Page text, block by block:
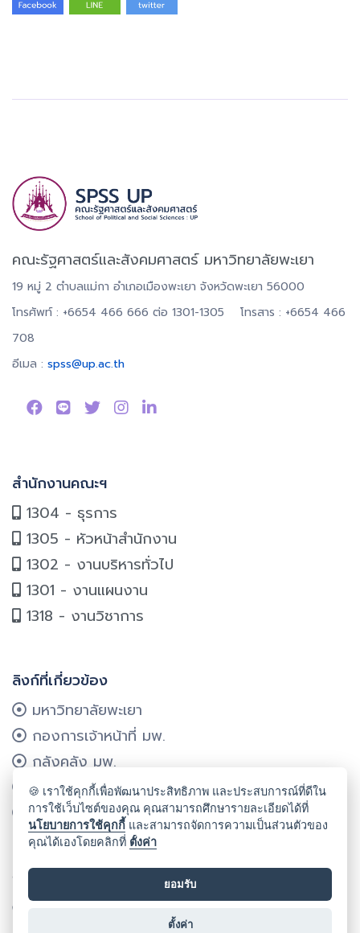
คณะรัฐศาสตร์และสังคมศาสตร์ มหาวิทยาลัยพะเยา
19 หมู่ 2 ตำบลแม่กา อำเภอเมืองพะเยา จังหวัดพะเยา 56000
โทรศัพท์ : +6654 466 666 ต่อ 1301-1305 โทรสาร : +6654 466
708
อีเมล : spss@up.ac.th
สำนักงานคณะฯ
1304 - ธุรการ
1305 - หัวหน้าสำนักงาน
1302 - งานบริหารทั่วไป
1301 - งานแผนงาน
1318 - งานวิชาการ
ลิงก์ที่เกี่ยวข้อง
มหาวิทยาลัยพะเยา
กองการเจ้าหน้าที่ มพ.
กลังคลัง มพ.
กองแผนงาน มพ.
ศูนย์บริการเทคโนโลยีฯ มพ.
ลิขสิทธิ์ © 2024 คณะรัฐศาสตร์และสังคมศาสตร์ มหาวิทยาลัยพะเยา
นโยบายการรักษาความมั่นคงปลอดภัยเว็บไซต์
🍪 เราใช้คุกกี้เพื่อพัฒนาประสิทธิภาพ และประสบการณ์ที่ดีใน
การใช้เว็บไซต์ของคุณ คุณสามารถศึกษารายละเอียดได้ที่
นโยบายการใช้คุกกี้ และสามารถจัดการความเป็นส่วนตัวของ
คุณได้เองโดยคลิกที่ ตั้งค่า
ยอมรับ
ตั้งค่า